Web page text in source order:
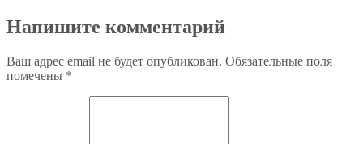
Напишите комментарий
Ваш адрес email не будет опубликован. Обязательные поля
помечены *